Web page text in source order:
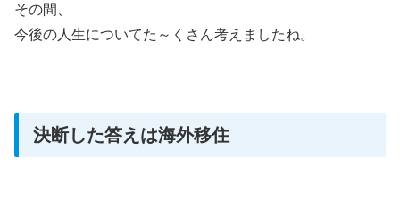
その間、
今後の人生についてた～くさん考えましたね。
決断した答えは海外移住